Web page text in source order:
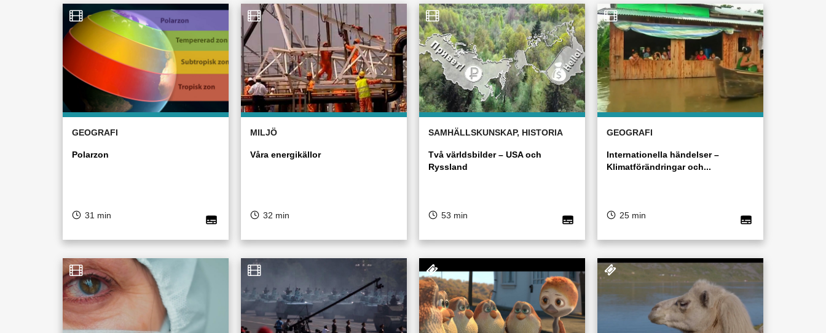
GEOGRAFI
Polarzon
31 min
MILJÖ
Våra energikällor
32 min
SAMHÄLLSKUNSKAP, HISTORIA
Två världsbilder – USA och
Ryssland
53 min
GEOGRAFI
Internationella händelser –
Klimatförändringar och...
25 min